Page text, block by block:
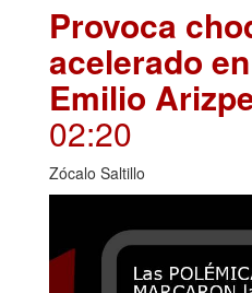
Provoca
acelerado
Emilio
02:20
Zócalo Saltillo